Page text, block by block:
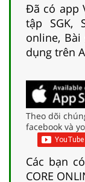
Đã có app
tập SGK,
online,
dụng trên
Theo dõi
facebook và
Các bạn
CORE